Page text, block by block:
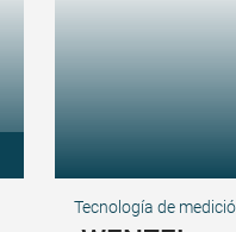
Tecnología de